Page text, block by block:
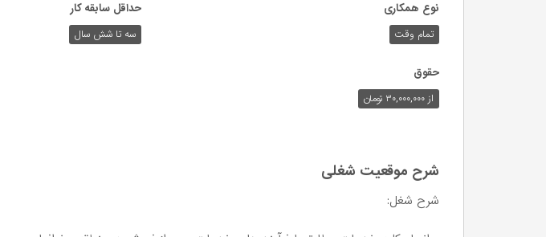
نوع همکاری
تمام وقت
حداقل سابقه کار
سه تا شش سال
حقوق
از ۳۰,۰۰۰,۰۰۰ تومان
شرح موقعیت شغلی
شرح شغل: